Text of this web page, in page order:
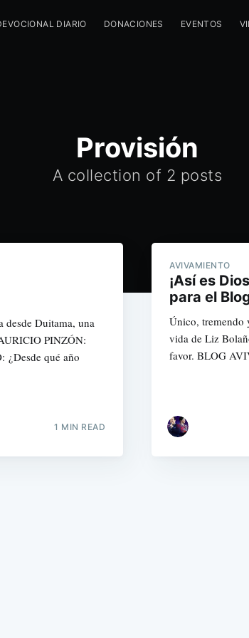
DIARIO DONACIONES EVENTOS
Provisión
A collection of 2 posts
Duitama, una
PINZÓN:
qué año
1 MIN READ
AVIVAMIENTO
¡Así es
para el
Único, tremendo
vida de Liz
favor. BLOG